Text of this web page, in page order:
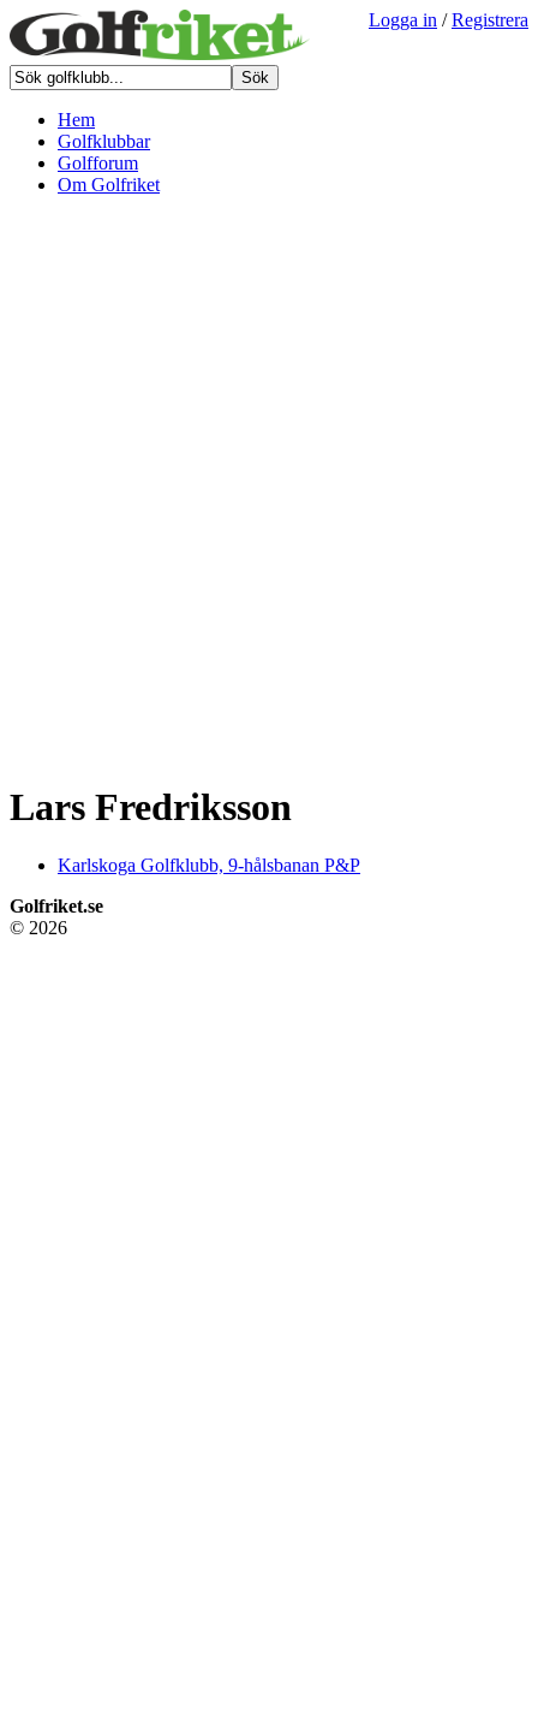
Logga in /Registrera
Hem
Golfklubbar
Golfforum
Om Golfriket
Lars Fredriksson
Karlskoga Golfklubb, 9-hålsbanan P&P
Golfriket.se
© 2026